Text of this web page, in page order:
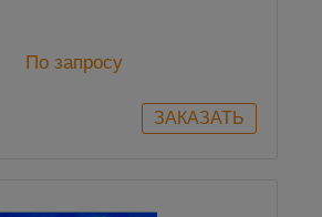
По запросу